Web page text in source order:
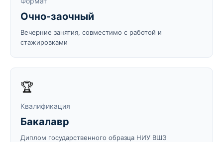
Очно-заочный
Вечерние занятия, совместимо с работой и
стажировками
🏆
Квалификация
Бакалавр
Диплом государственного образца НИУ ВШЭ